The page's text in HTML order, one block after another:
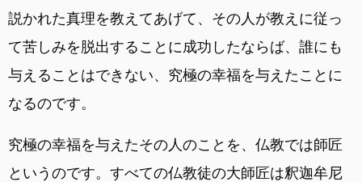
説かれた真理を教えてあげて、その人が教えに従っ
て苦しみを脱出することに成功したならば、誰にも
与えることはできない、究極の幸福を与えたことに
なるのです。
究極の幸福を与えたその人のことを、仏教では師匠
というのです。すべての仏教徒の大師匠は釈迦牟尼